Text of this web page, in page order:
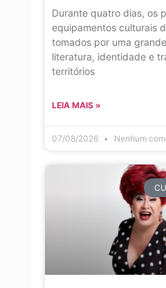
Durante quatro dias, os
equipamentos culturais
tomados por uma
literatura, identidade e
territórios
LEIA MAIS »
07/08/2026 Nenhum